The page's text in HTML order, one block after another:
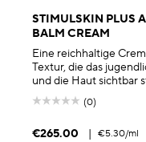
STIMULSKIN PLUS
BALM CREAM
Eine reichhaltige
Textur, die das
und die Haut sichtbar
(0)
€265.00 | €5.30/ml